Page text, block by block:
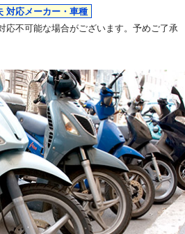
対応メーカー・車種
応不可能な場合がございます。予めご了承